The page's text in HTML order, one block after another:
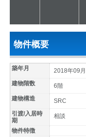
物件概要
築年月 2018年09月
建物階数
6階
建物構造
SRC
引渡/入居時
期
相談
物件特徴